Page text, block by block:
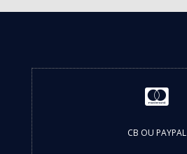

CB OU PAYPAL